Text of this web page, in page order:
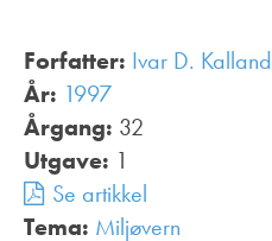
Forfatter: Ivar D. Kalland
År: 1997
Årgang: 32
Utgave: 1
Se artikkel
Tema: Miljøvern